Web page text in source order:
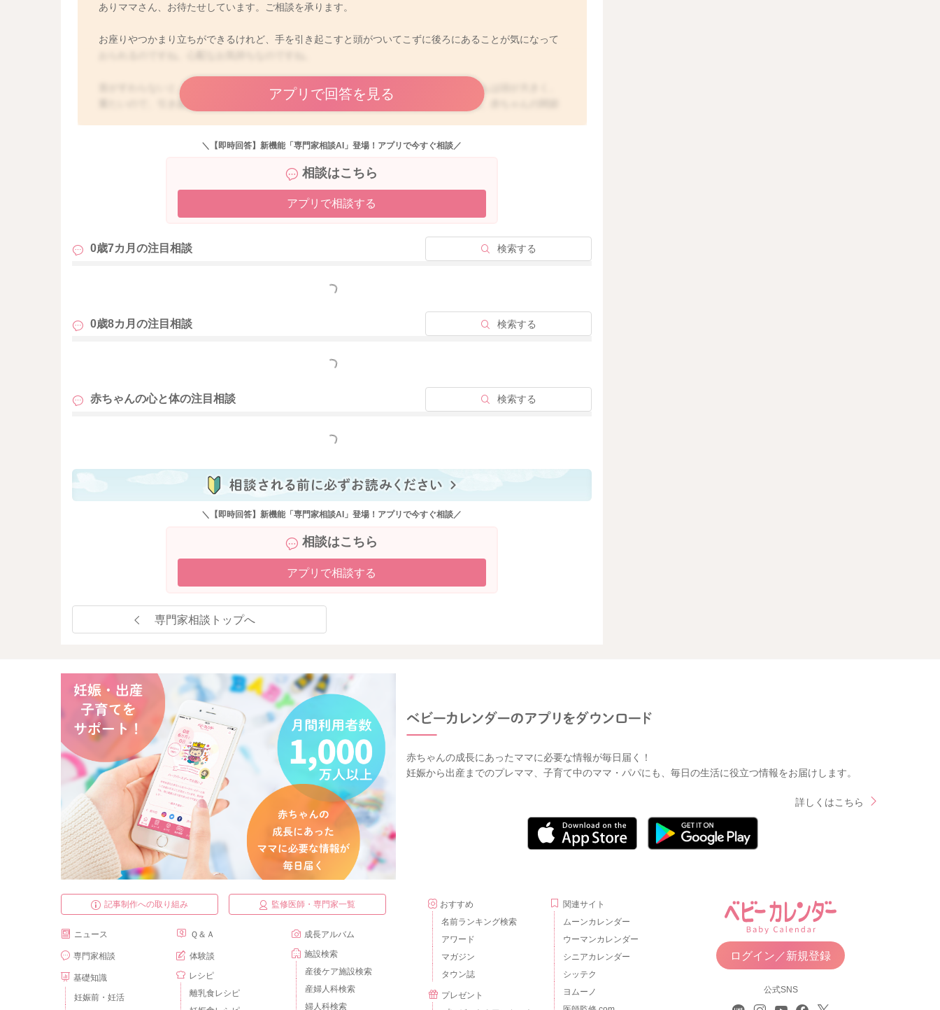
ありママさん、お待たせしています。ご相談を承ります。
お座りやつかまり立ちができるけれど、手を引き起こすと頭がついてこずに後ろにあることが気になって
首がすわらないと、お座りや立ち上がりもできないのではないかと思われます。赤ちゃんは頭が大きく、
重たいので、引き起こされる時にはうまく持ち上がらないこともあるのかも知れません。赤ちゃんの関節
直接拝見することが難しいため、予防接種や健診のタイミングで、小児科医にご相談いただけると安心で
アプリで回答を見る
＼【即時回答】新機能「専門家相談AI」登場！アプリで今すぐ相談／
相談はこちら
アプリで相談する
0歳7カ月の注目相談 検索する
もっと見る
0歳8カ月の注目相談 検索する
もっと見る
赤ちゃんの心と体の注目相談 検索する
もっと見る
＼【即時回答】新機能「専門家相談AI」登場！アプリで今すぐ相談／
相談はこちら
アプリで相談する
専門家相談トップへ
赤ちゃんの成長にあったママに必要な情報が毎日届く！
妊娠から出産までのプレママ、子育て中のママ・パパにも、毎日の生活に役立つ情報をお届けします。
詳しくはこちら
記事制作への取り組み 監修医師・専門家一覧
ニュース
専門家相談
基礎知識
妊娠前・妊活
Ｑ＆Ａ
体験談
レシピ
離乳食レシピ
成長アルバム
施設検索
産後ケア施設検索
産婦人科検索
婦人科検索
おすすめ
名前ランキング検索
アワード
マガジン
タウン誌
プレゼント
関連サイト
ムーンカレンダー
ウーマンカレンダー
シニアカレンダー
シッテク
ヨムーノ
ログイン／新規登録
公式SNS